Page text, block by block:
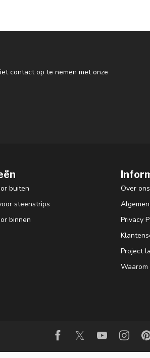
contact op te nemen met onze
buiten
steenstrips
binnen
Over ons
Privacy
Project